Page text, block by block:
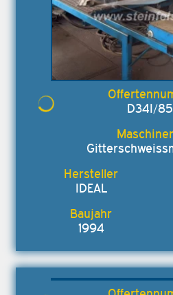
D34I/
IDEAL
1994